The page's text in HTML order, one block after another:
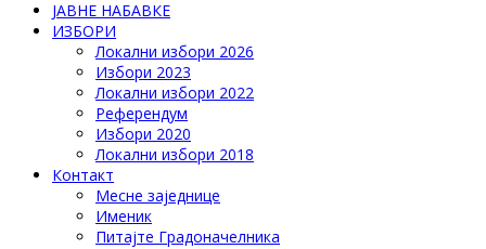
ЈАВНЕ НАБАВКЕ
ИЗБОРИ
Локални избори 2026
Избори 2023
Локални избори 2022
Референдум
Избори 2020
Локални избори 2018
Контакт
Месне заједнице
Именик
Питајте Градоначелника